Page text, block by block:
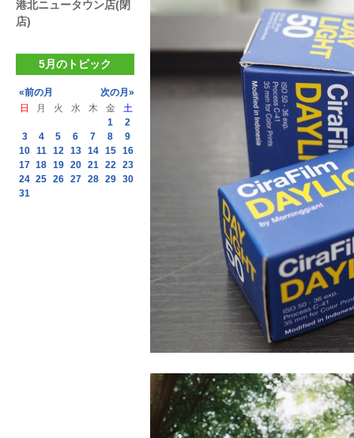
港北ニュータウン店(閉
店)
5月のトピック
«前の月
次の月»
日
月 火 水 木 金
土
1
2
3
4 5 6 7 8
9
10 11 12 13 14 15 16
17 18 19 20 21 22 23
24 25 26 27 28 29 30
31